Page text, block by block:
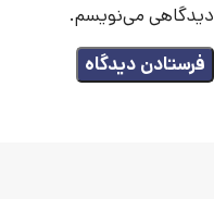
دیدگاهی می‌نویسم.